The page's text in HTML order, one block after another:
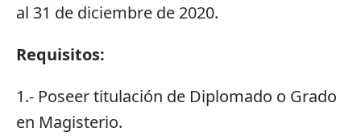
al 31 de diciembre de 2020.
Requisitos:
1.- Poseer titulación de Diplomado o Grado
en Magisterio.